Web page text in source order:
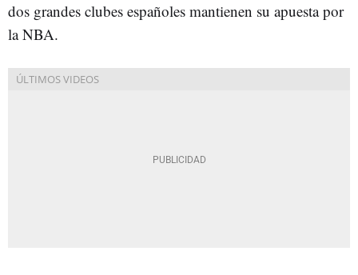
dos grandes clubes españoles mantienen su apuesta por
la NBA.